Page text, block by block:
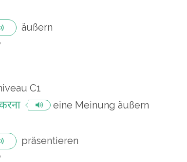
äußern
C1
eine Meinung äußern
präsentieren